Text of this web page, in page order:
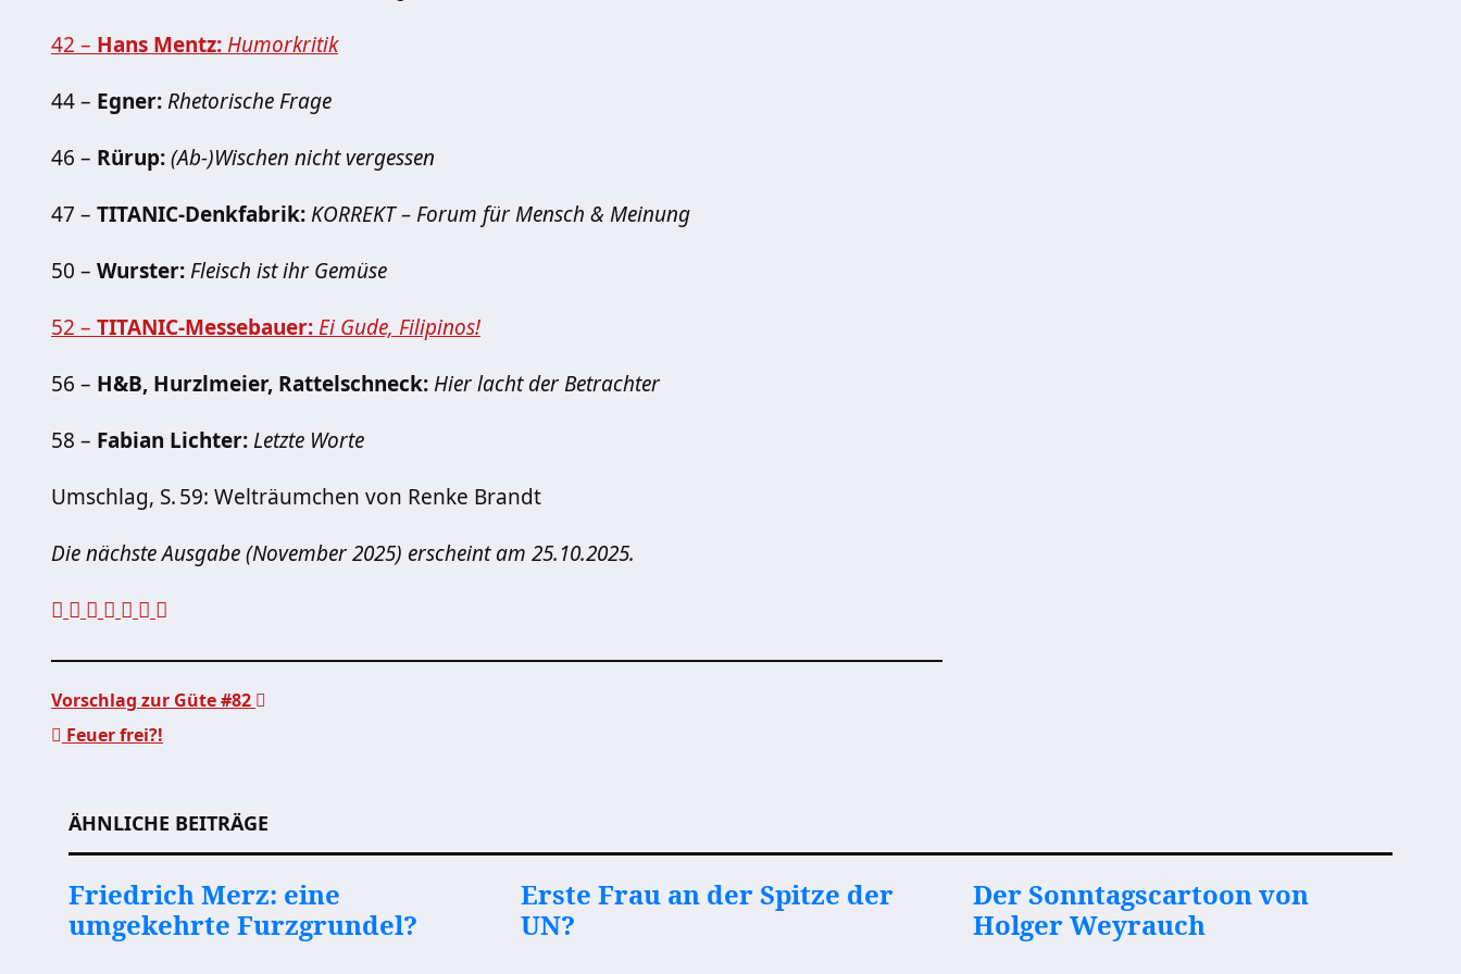
42 – Hans Mentz: Humorkritik
44 – Egner:Rhetorische Frage
46 – Rürup:(Ab-)Wischen nicht vergessen
47 – TITANIC-Denkfabrik:KORREKT – Forum für Mensch & Meinung
50 – Wurster:Fleisch ist ihr Gemüse
52 – TITANIC-Messebauer:Ei Gude, Filipinos!
56 – H&B, Hurzlmeier, Rattelschneck: Hier lacht der Betrachter
58 – Fabian Lichter:Letzte Worte
Umschlag, S. 59: Welträumchen von Renke Brandt
Die nächste Ausgabe (November 2025) erscheint am 25.10.2025.
Vorschlag zur Güte #82
Feuer frei?!
ÄHNLICHE BEITRÄGE
Friedrich Merz: eine
umgekehrte Furzgrundel?
Erste Frau an der Spitze der
UN?
Der Sonntagscartoon von
Holger Weyrauch